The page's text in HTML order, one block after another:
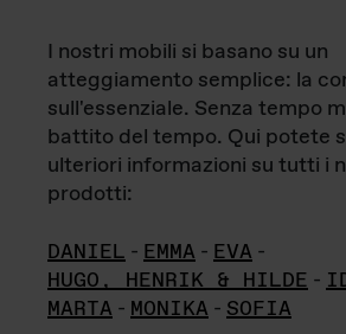
I nostri mobili si basano su un
atteggiamento semplice: la
sull'essenziale. Senza tempo
battito del tempo. Qui potete
ulteriori informazioni su tutti i
prodotti:
DANIEL - EMMA - EVA -
HUGO, HENRIK & HILDE -
MARTA - MONIKA - SOFIA